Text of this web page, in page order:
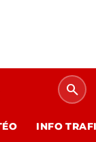
search
INFO